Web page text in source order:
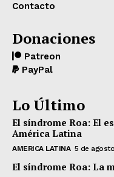
Contacto
Donaciones
Patreon
PayPal
Lo Último
El síndrome Roa: El
América Latina
AMERICA LATINA 5 de
El síndrome Roa: La